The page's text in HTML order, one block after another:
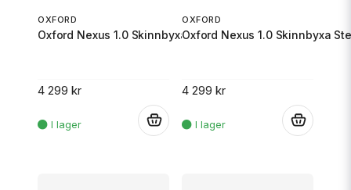
OXFORD
Oxford Nexus 1.0 Skinnbyxa Stealth Svart M/48
4 299 kr
OXFORD
Oxford Nexus 1.0 Skinnbyxa
4 299 kr